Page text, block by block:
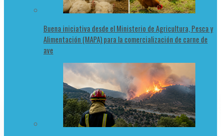
Buena iniciativa desde el Ministerio de Agricultura, Pesca y
Alimentación (MAPA) para la comercialización de carne de
ave